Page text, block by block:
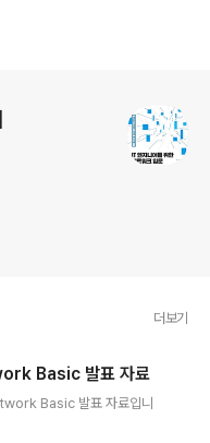
더보기
Basic 발표 자료
Basic 발표 자료입니